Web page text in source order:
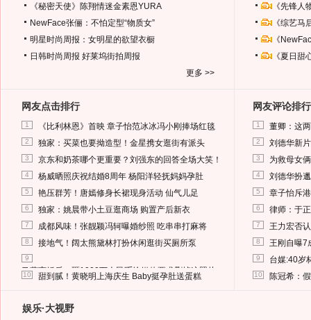
《秘密天使》陈翔情迷金素恩YURA
NewFace张俪：不怕定型“物质女”
明星时尚周报：女明星的欲望衣橱
日韩时尚周报 好莱坞街拍周报
更多 >>
《先锋
《综艺
《
《夏日
网友点击排行
1 《比利林恩》首映 章子怡范冰冰冯小刚捧场红毯
2 独家：买菜也要拗造型！金星携女逛街有派头
3 京东和奶茶哪个更重要？刘强东的回答全场大笑！
4 杨威晒照庆祝结婚8周年 杨阳洋轻抚妈妈孕肚
5 艳压群芳！唐嫣修身长裙现身活动 仙气儿足
6 独家：姚晨带小土豆逛商场 购置产后新衣
7 成都风味！张靓颖冯轲曝婚纱照 吃串串打麻将
8 接地气！阔太熊黛林打扮休闲逛街买厕所泵
9
马蓉离婚后，砸1000万人民币给媒体要求删掉这照片
10 甜到腻！黄晓明上海庆生 Baby挺孕肚送蛋糕
网友评论排行
1 董卿：这
2 刘德华新
3 为救母女
4 刘德华扮
5 章子怡斥
6 律师：于
7 王力宏否
8 王刚自曝7
9 台媒:40岁
10 陈冠希：
娱乐·大视野